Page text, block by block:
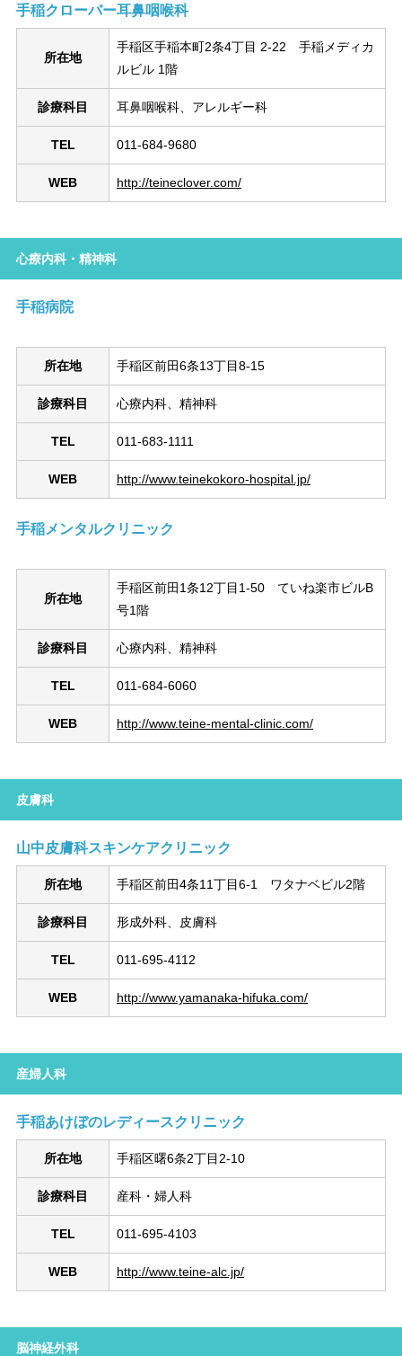
手稲クローバー耳鼻咽喉科
所在地
手稲区手稲本町2条4丁目 2-22 手稲メディカ
ルビル 1階
診療科目 耳鼻咽喉科、アレルギー科
TEL 011-684-9680
WEB http://teineclover.com/
心療内科・精神科
手稲病院
所在地 手稲区前田6条13丁目8-15
診療科目 心療内科、精神科
TEL 011-683-1111
WEB http://www.teinekokoro-hospital.jp/
手稲メンタルクリニック
所在地
手稲区前田1条12丁目1-50 ていね楽市ビルB
号1階
診療科目 心療内科、精神科
TEL 011-684-6060
WEB http://www.teine-mental-clinic.com/
皮膚科
山中皮膚科スキンケアクリニック
所在地 手稲区前田4条11丁目6-1 ワタナベビル2階
診療科目 形成外科、皮膚科
TEL 011-695-4112
WEB http://www.yamanaka-hifuka.com/
産婦人科
手稲あけぼのレディースクリニック
所在地 手稲区曙6条2丁目2-10
診療科目 産科・婦人科
TEL 011-695-4103
WEB http://www.teine-alc.jp/
脳神経外科